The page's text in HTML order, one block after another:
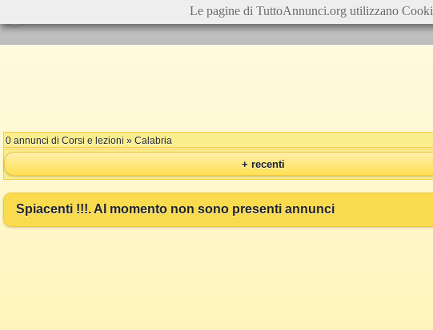
0 annunci di Corsi e lezioni » Calabria
+ recenti
Spiacenti !!!. Al momento non sono presenti annunci
Le pagine di TuttoAnnunci.org utilizzano